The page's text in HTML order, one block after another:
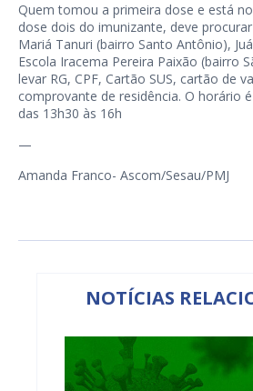
Quem tomou a primeira dose e está
dose dois do imunizante, deve
Mariá Tanuri (bairro Santo Antônio),
Escola Iracema Pereira Paixão (bairro
levar RG, CPF, Cartão SUS, cartão de
comprovante de residência. O horário
das 13h30 às 16h
—
Amanda Franco- Ascom/Sesau/PMJ
NOTÍCIAS